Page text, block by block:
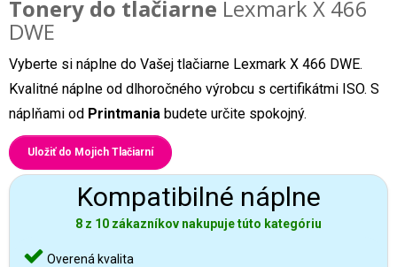
Tonery do tlačiarne Lexmark X 466
DWE
Vyberte si náplne do Vašej tlačiarne Lexmark X 466 DWE.
Kvalitné náplne od dlhoročného výrobcu s certifikátmi ISO. S
náplňami od Printmania budete určite spokojný.
Uložiť do Mojich Tlačiarní
Kompatibilné náplne
8 z 10 zákazníkov nakupuje túto kategóriu
Overená kvalita